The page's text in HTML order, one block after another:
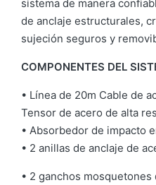
sistema de manera
de anclaje estructurales,
sujeción seguros y
COMPONENTES DEL
• Línea de 20m Cable de
Tensor de acero de alta
• Absorbedor de impacto
• 2 anillas de anclaje de
• 2 ganchos